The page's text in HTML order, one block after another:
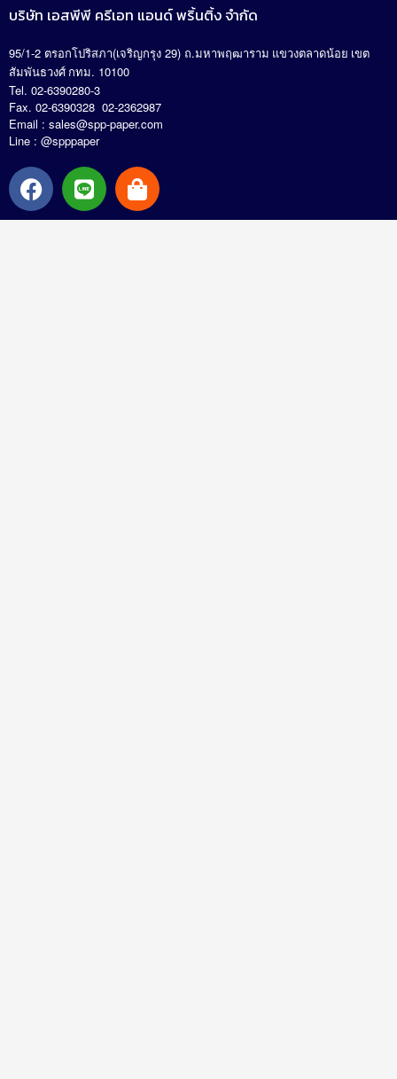
บริษัท เอสพีพี ครีเอท แอนด์ พริ้นติ้ง จำกัด
95/1-2 ตรอกโปริสภา(เจริญกรุง 29) ถ.มหาพฤฒาราม แขวงตลาดน้อย เขต
สัมพันธวงศ์ กทม. 10100
Tel. 02-6390280-3
Fax. 02-6390328 02-2362987
Email : sales@spp-paper.com
Line : @spppaper